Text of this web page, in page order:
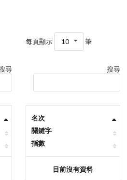
尋
每頁顯示 10 筆
搜尋
名次
關鍵字
指數
目前沒有資料